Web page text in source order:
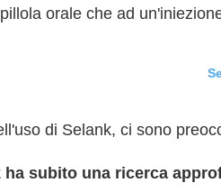
orale che ad
di Selank, ci sono
ha subito una ricerca